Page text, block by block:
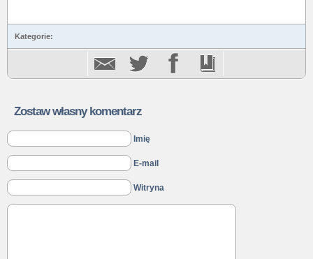
Kategorie:
Zostaw własny komentarz
Imię
E-mail
Witryna